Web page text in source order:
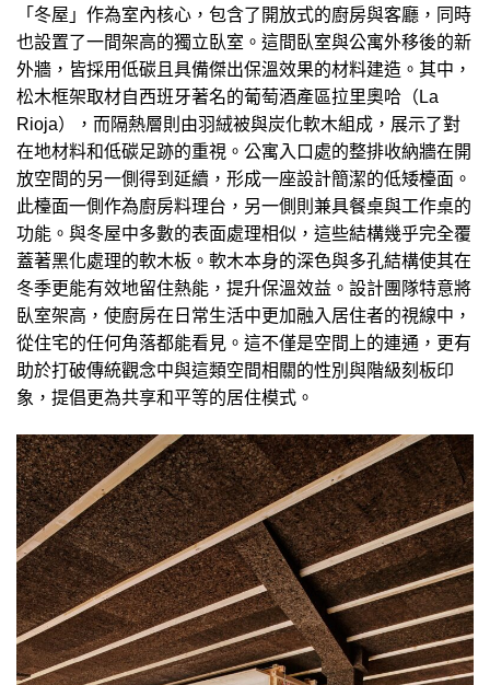
「冬屋」作為室內核心，包含了開放式的廚房與客廳，同時
也設置了一間架高的獨立臥室。這間臥室與公寓外移後的新
外牆，皆採用低碳且具備傑出保溫效果的材料建造。其中，
松木框架取材自西班牙著名的葡萄酒產區拉里奧哈（La
Rioja），而隔熱層則由羽絨被與炭化軟木組成，展示了對
在地材料和低碳足跡的重視。公寓入口處的整排收納牆在開
放空間的另一側得到延續，形成一座設計簡潔的低矮檯面。
此檯面一側作為廚房料理台，另一側則兼具餐桌與工作桌的
功能。與冬屋中多數的表面處理相似，這些結構幾乎完全覆
蓋著黑化處理的軟木板。軟木本身的深色與多孔結構使其在
冬季更能有效地留住熱能，提升保溫效益。設計團隊特意將
臥室架高，使廚房在日常生活中更加融入居住者的視線中，
從住宅的任何角落都能看見。這不僅是空間上的連通，更有
助於打破傳統觀念中與這類空間相關的性別與階級刻板印
象，提倡更為共享和平等的居住模式。